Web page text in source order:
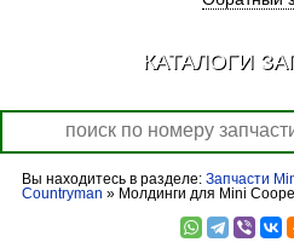
Вы находитесь в разделе: Запчасти
Countryman » Молдинги для Mini
КАТАЛОГИ